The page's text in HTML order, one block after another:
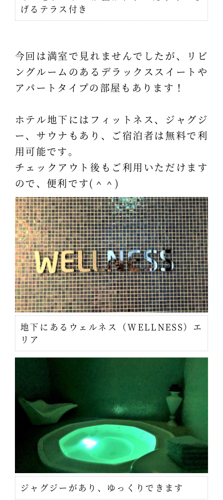
げるテラス付き
今回は満室で見れませんでしたが、リビ
ングルームのあるデラックススイートや
アパートタイプの部屋もあります！
ホテル地下にはフィットネス、ジャグジ
ー、サウナもあり、ご宿泊者は無料で利
用可能です。
チェックアウト後もご利用いただけます
ので、便利です(＾＾)
地下にあるウェルネス（WELLNESS）エ
リア
ジャグジーがあり、ゆっくりできます